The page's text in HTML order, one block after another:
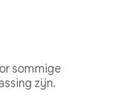
sommige
zijn.